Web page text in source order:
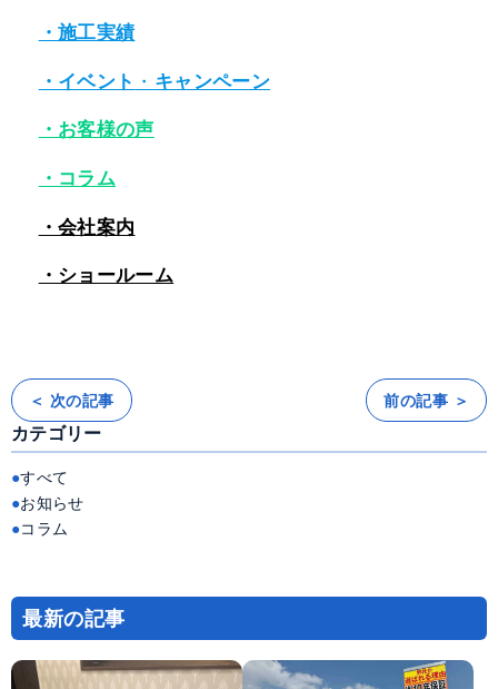
・施工実績
・イベント ・ キャンペーン
・お客様の声
・コラム
・会社案内
・ショールーム
投
稿
ナ
ビ
ゲ
ー
シ
ョ
ン
＜ 次の記事 前の記事 ＞
カテゴリー
すべて
お知らせ
コラム
最新の記事